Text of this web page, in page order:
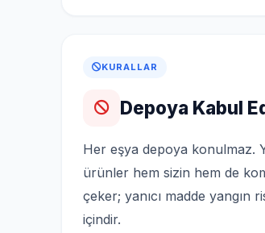
KURALLAR
Depoya Kabul
Her eşya depoya konulmaz.
ürünler hem sizin hem de
çeker; yanıcı madde yangın
içindir.